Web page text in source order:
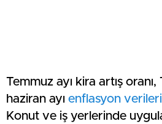
Temmuz ayı kira artış oranı,
haziran ayı enflasyon
Konut ve iş yerlerinde